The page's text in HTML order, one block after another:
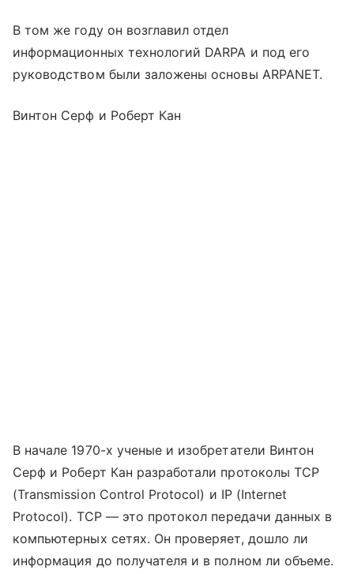
В том же году он возглавил отдел
информационных технологий DARPA и под его
руководством были заложены основы ARPANET.
Винтон Серф и Роберт Кан
В начале 1970-х ученые и изобретатели Винтон
Серф и Роберт Кан разработали протоколы TCP
(Transmission Control Protocol) и IP (Internet
Protocol). TCP — это протокол передачи данных в
компьютерных сетях. Он проверяет, дошло ли
информация до получателя и в полном ли объеме.